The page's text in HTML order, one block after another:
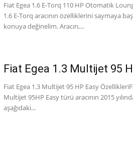
Fiat Egea 1.6 E-Torq 110 HP Otomatik
1.6 E-Torq aracının özelliklerini saymaya
konuya değinelim. Aracın,...
Fiat Egea 1.3 Multijet 95
Fiat Egea 1.3 Multijet 95 HP Easy
Multijet 95HP Easy türü aracının 2015
aşağıdaki...